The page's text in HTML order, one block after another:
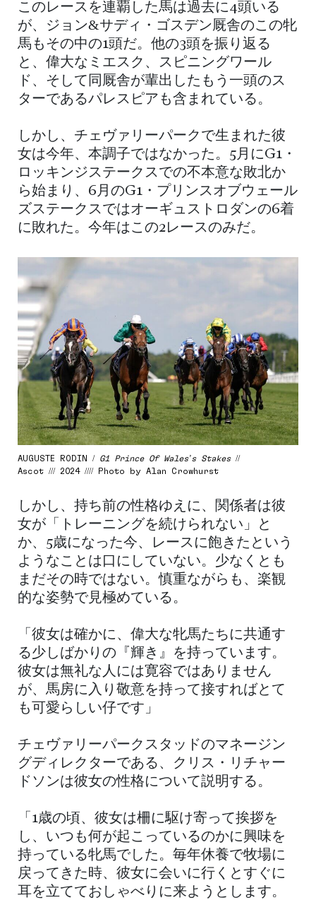
このレースを連覇した馬は過去に4頭いる
が、ジョン&サディ・ゴスデン厩舎のこの牝
馬もその中の1頭だ。他の3頭を振り返る
と、偉大なミエスク、スピニングワール
ド、そして同厩舎が輩出したもう一頭のス
ターであるパレスピアも含まれている。
しかし、チェヴァリーパークで生まれた彼
女は今年、本調子ではなかった。5月にG1・
ロッキンジステークスでの不本意な敗北か
ら始まり、6月のG1・プリンスオブウェール
ズステークスではオーギュストロダンの6着
に敗れた。今年はこの2レースのみだ。
AUGUSTE RODIN / G1 Prince Of Wales’s Stakes//
Ascot /// 2024 //// Photo by Alan Crowhurst
しかし、持ち前の性格ゆえに、関係者は彼
女が「トレーニングを続けられない」と
か、5歳になった今、レースに飽きたという
ようなことは口にしていない。少なくとも
まだその時ではない。慎重ながらも、楽観
的な姿勢で見極めている。
「彼女は確かに、偉大な牝馬たちに共通す
る少しばかりの『輝き』を持っています。
彼女は無礼な人には寛容ではありません
が、馬房に入り敬意を持って接すればとて
も可愛らしい仔です」
チェヴァリーパークスタッドのマネージン
グディレクターである、クリス・リチャー
ドソンは彼女の性格について説明する。
「1歳の頃、彼女は柵に駆け寄って挨拶を
し、いつも何が起こっているのかに興味を
持っている牝馬でした。毎年休養で牧場に
戻ってきた時、彼女に会いに行くとすぐに
耳を立てておしゃべりに来ようとします。